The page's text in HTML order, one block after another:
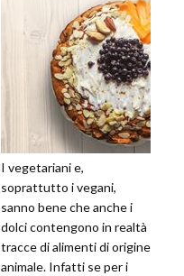
I vegetariani e,
soprattutto i vegani,
sanno bene che anche i
dolci contengono in realtà
tracce di alimenti di origine
animale. Infatti se per i